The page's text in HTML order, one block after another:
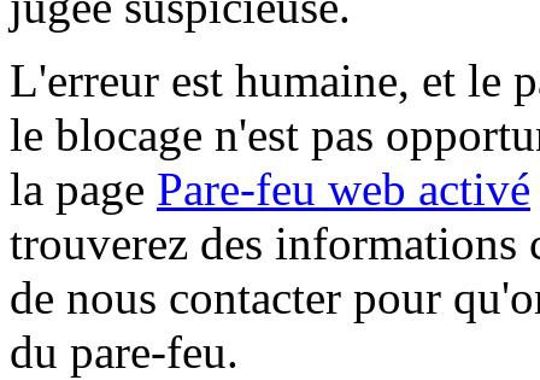
L'erreur est humaine, et le
le blocage n'est pas
la page Pare-feu web activé
trouverez des informations
de nous contacter pour
du pare-feu.